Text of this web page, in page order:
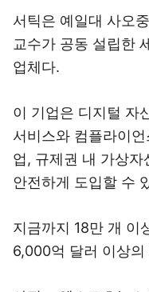
서틱은 예일대 사오
교수가 공동 설립한
업체다.
이 기업은 디지털 자
서비스와 컴플라이
업, 규제권 내 가상
안전하게 도입할 수
지금까지 18만 개 이
6,000억 달러 이상